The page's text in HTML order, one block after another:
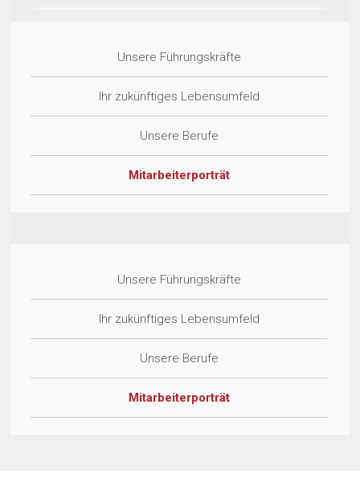
Unsere Führungskräfte
Ihr zukünftiges Lebensumfeld
Unsere Berufe
Mitarbeiterporträt
Unsere Führungskräfte
Ihr zukünftiges Lebensumfeld
Unsere Berufe
Mitarbeiterporträt